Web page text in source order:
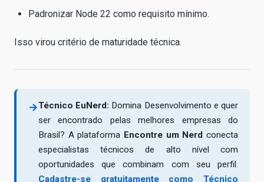
Padronizar Node 22 como requisito mínimo.
Isso virou critério de maturidade técnica.
→Técnico EuNerd: Domina Desenvolvimento e quer
ser encontrado pelas melhores empresas do
Brasil? A plataforma Encontre um Nerd conecta
especialistas técnicos de alto nível com
oportunidades que combinam com seu perfil.
Cadastre-se gratuitamente como Técnico